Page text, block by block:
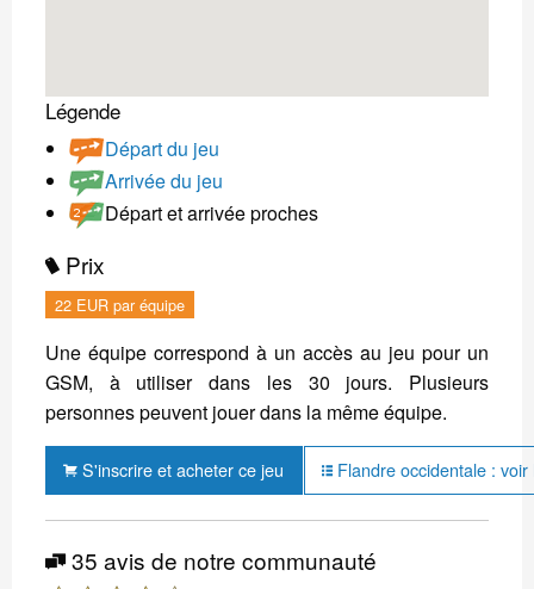
Légende
Départ du jeu
Arrivée du jeu
Départ et arrivée proches
Prix
22 EUR par équipe
Une équipe correspond à un accès au jeu pour un
GSM, à utiliser dans les 30 jours. Plusieurs
personnes peuvent jouer dans la même équipe.
S'inscrire et acheter ce jeu Flandre occidentale :
35 avis de notre communauté